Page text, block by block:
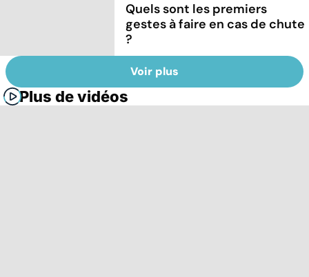
Quels sont les premiers
gestes à faire en cas de chute
?
Voir plus
Plus de vidéos